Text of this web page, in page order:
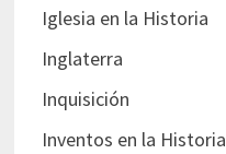
Iglesia en la Historia
Inglaterra
Inquisición
Inventos en la Historia